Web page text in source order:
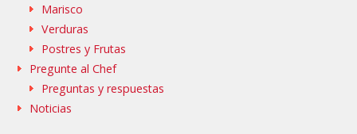
Marisco
Verduras
Postres y Frutas
Pregunte al Chef
Preguntas y respuestas
Noticias